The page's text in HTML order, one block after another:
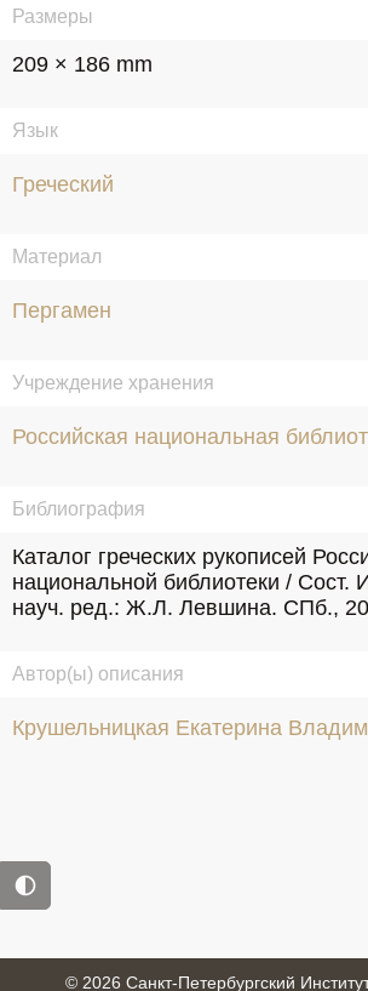
Размеры
209 × 186 mm
Язык
Греческий
Материал
Пергамен
Учреждение хранения
Российская национальная
Библиография
Каталог греческих рукописей
национальной библиотеки / Сост.
науч. ред.: Ж.Л. Левшина. СПб.,
Автор(ы) описания
Крушельницкая Екатерина
© 2026 Санкт-Петербургский